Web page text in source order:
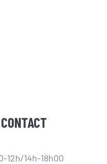
12h/14h-18h00